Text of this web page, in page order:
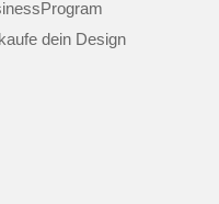
dein Design